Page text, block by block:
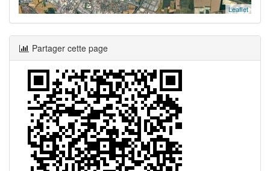
Leaflet
Partager cette page